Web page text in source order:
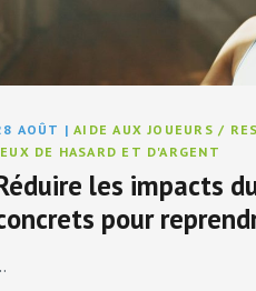
AOÛT | AIDE AUX JOUEURS /
DE HASARD ET D'ARGENT
les impacts
pour